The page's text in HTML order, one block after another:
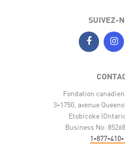
SUIVEZ-
Fondation
3-1750, avenue
Etobicoke
Business No:
1-877-410-